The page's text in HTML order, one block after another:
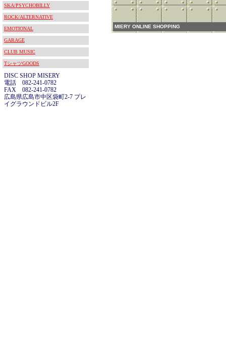
SKA/PSYCHOBILLY
ROCK/ALTERNATIVE
EMOTIONAL
GARAGE
CLUB MUSIC
TシャツGOODS
DISC SHOP MISERY
電話 082-241-0782
FAX 082-241-0782
広島県広島市中区袋町2-7 プレ
イグラウンドビル2F
MIERY ONLINE SHOPPING